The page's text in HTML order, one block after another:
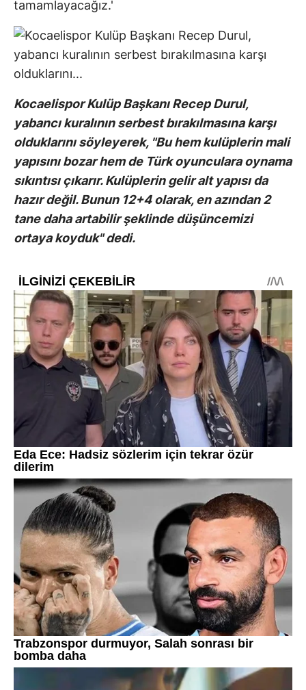
tamamlayacağız.'
Kocaelispor Kulüp Başkanı Recep Durul,
yabancı kuralının serbest bırakılmasına karşı
olduklarını söyleyerek, "Bu hem kulüplerin mali
yapısını bozar hem de Türk oyunculara oynama
sıkıntısı çıkarır. Kulüplerin gelir alt yapısı da
hazır değil. Bunun 12+4 olarak, en azından 2
tane daha artabilir şeklinde düşüncemizi
ortaya koyduk" dedi.